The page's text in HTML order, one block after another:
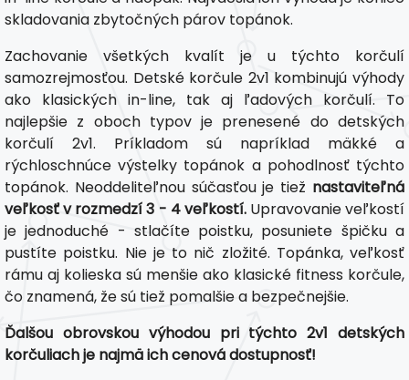
skladovania zbytočných párov topánok.
Zachovanie všetkých kvalít je u týchto korčulí
samozrejmosťou. Detské korčule 2v1 kombinujú výhody
ako klasických in-line, tak aj ľadových korčulí. To
najlepšie z oboch typov je prenesené do detských
korčulí 2v1. Príkladom sú napríklad mäkké a
rýchloschnúce výstelky topánok a pohodlnosť týchto
topánok. Neoddeliteľnou súčasťou je tiež nastaviteľná
veľkosť v rozmedzí 3 - 4 veľkostí.Upravovanie veľkostí
je jednoduché - stlačíte poistku, posuniete špičku a
pustíte poistku. Nie je to nič zložité. Topánka, veľkosť
rámu aj kolieska sú menšie ako klasické fitness korčule,
čo znamená, že sú tiež pomalšie a bezpečnejšie.
Ďalšou obrovskou výhodou pri týchto 2v1 detských
korčuliach je najmä ich cenová dostupnosť!